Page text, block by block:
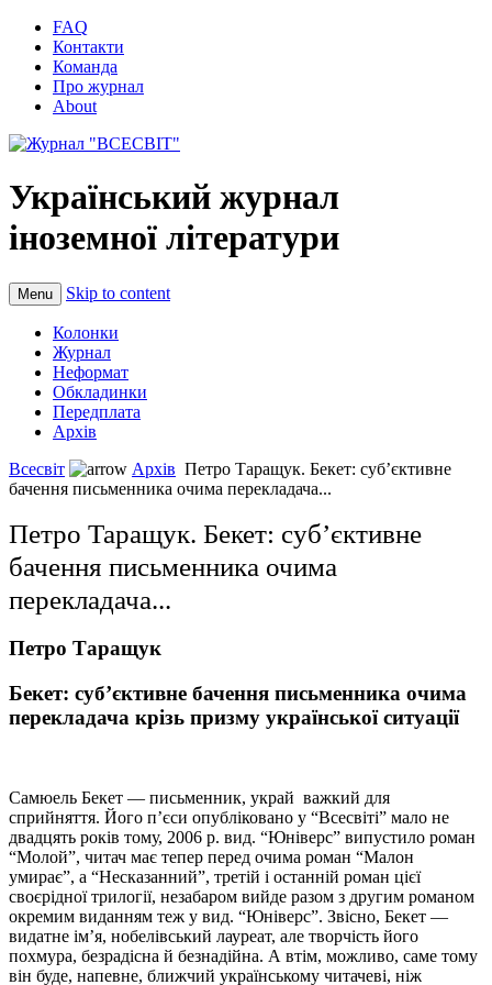
FAQ
Контакти
Команда
Про журнал
About
Український журнал
іноземної літератури
Menu Skip to content
Колонки
Журнал
Неформат
Обкладинки
Передплата
Архів
Всесвіт
Архів Петро Таращук. Бекет: суб’єктивне
бачення письменника очима перекладача...
Петро Таращук. Бекет: суб’єктивне
бачення письменника очима
перекладача...
Петро Таращук
Бекет: суб’єктивне бачення письменника очима
перекладача крізь призму української ситуації
Самюель Бекет — письменник, украй важкий для
сприйняття. Його п’єси опубліковано у “Всесвіті” мало не
двадцять років тому, 2006 р. вид. “Юніверс” випустило роман
“Молой”, читач має тепер перед очима роман “Малон
умирає”, а “Несказанний”, третій і останній роман цієї
своєрідної трилогії, незабаром вийде разом з другим романом
окремим виданням теж у вид. “Юніверс”. Звісно, Бекет —
видатне ім’я, нобелівський лауреат, але творчість його
похмура, безрадісна й безнадійна. А втім, можливо, саме тому
він буде, напевне, ближчий українському читачеві, ніж